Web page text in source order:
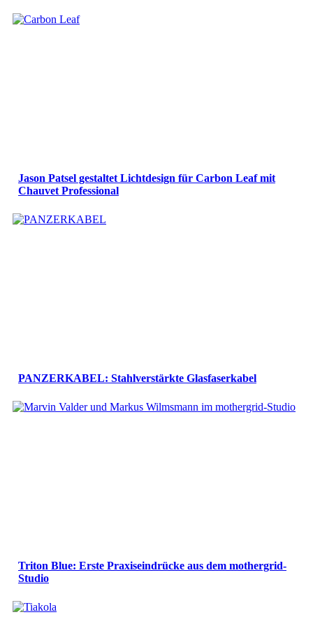
Jason Patsel gestaltet Lichtdesign für Carbon Leaf mit
Chauvet Professional
PANZERKABEL: Stahlverstärkte Glasfaserkabel
Triton Blue: Erste Praxiseindrücke aus dem mothergrid-
Studio